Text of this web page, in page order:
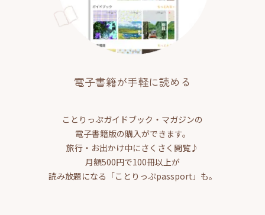
電子書籍が手軽に読める
ことりっぷガイドブック・マガジンの
電子書籍版の購入ができます。
旅行・お出かけ中にさくさく閲覧♪
月額500円で100冊以上が
読み放題になる「ことりっぷpassport」も。